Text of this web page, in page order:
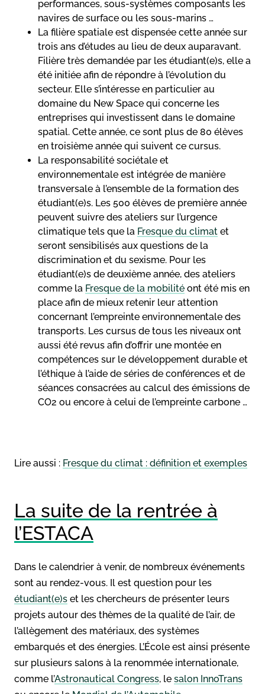
performances, sous-systèmes composants les
navires de surface ou les sous-marins …
La filière spatiale est dispensée cette année sur
trois ans d’études au lieu de deux auparavant.
Filière très demandée par les étudiant(e)s, elle a
été initiée afin de répondre à l’évolution du
secteur. Elle s’intéresse en particulier au
domaine du New Space qui concerne les
entreprises qui investissent dans le domaine
spatial. Cette année, ce sont plus de 80 élèves
en troisième année qui suivent ce cursus.
La responsabilité sociétale et
environnementale est intégrée de manière
transversale à l’ensemble de la formation des
étudiant(e)s. Les 500 élèves de première année
peuvent suivre des ateliers sur l’urgence
climatique tels que la Fresque du climat et
seront sensibilisés aux questions de la
discrimination et du sexisme. Pour les
étudiant(e)s de deuxième année, des ateliers
comme la Fresque de la mobilité ont été mis en
place afin de mieux retenir leur attention
concernant l’empreinte environnementale des
transports. Les cursus de tous les niveaux ont
aussi été revus afin d’offrir une montée en
compétences sur le développement durable et
l’éthique à l’aide de séries de conférences et de
séances consacrées au calcul des émissions de
CO2 ou encore à celui de l’empreinte carbone …
Lire aussi : Fresque du climat : définition et exemples
La suite de la rentrée à
l’ESTACA
Dans le calendrier à venir, de nombreux événements
sont au rendez-vous. Il est question pour les
étudiant(e)s et les chercheurs de présenter leurs
projets autour des thèmes de la qualité de l’air, de
l’allègement des matériaux, des systèmes
embarqués et des énergies. L’École est ainsi présente
sur plusieurs salons à la renommée internationale,
comme l’Astronautical Congress, le salon InnoTrans